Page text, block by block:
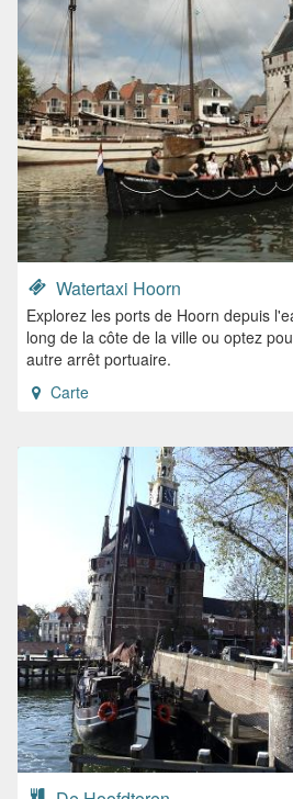
Watertaxi Hoorn
Explorez les ports de Hoorn depuis
long de la côte de la ville ou optez
autre arrêt portuaire.
Carte